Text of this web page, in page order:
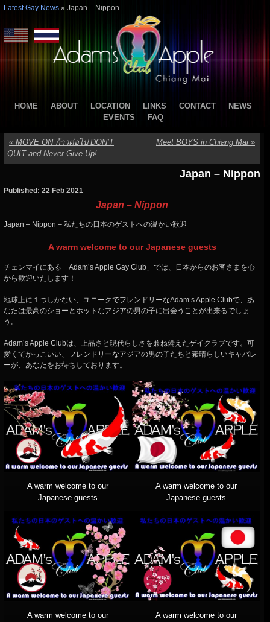
Latest Gay News » Japan – Nippon
HOME ABOUT LOCATION LINKS CONTACT
NEWS
EVENTS
FAQ
« MOVE ON ก้าวต่อไป DON’T
QUIT and Never Give Up!
Meet BOYS in Chiang Mai »
Japan – Nippon
Published: 22 Feb 2021
Japan – Nippon
Japan – Nippon – 私たちの日本のゲストへの温かい歓迎
A warm welcome to our Japanese guests
チェンマイにある「Adam’s Apple Gay Club」では、日本からのお客さまを心
から歓迎いたします！
地球上に１つしかない、ユニークでフレンドリーなAdam’s Apple Clubで、あ
なたは最高のショーとホットなアジアの男の子に出会うことが出来るでしょ
う。
Adam’s Apple Clubは、上品さと現代らしさを兼ね備えたゲイクラブです。可
愛くてかっこいい、フレンドリーなアジアの男の子たちと素晴らしいキャバレ
ーが、あなたをお待ちしております。
A warm welcome to our
Japanese guests
A warm welcome to our
Japanese guests
A warm welcome to our
A warm welcome to our